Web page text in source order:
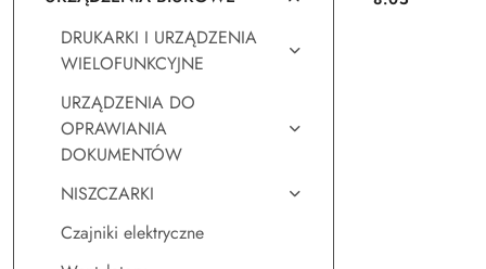
DRUKARKI I URZĄDZENIA
WIELOFUNKCYJNE
URZĄDZENIA DO
OPRAWIANIA
DOKUMENTÓW
NISZCZARKI
Czajniki elektryczne
Cena: